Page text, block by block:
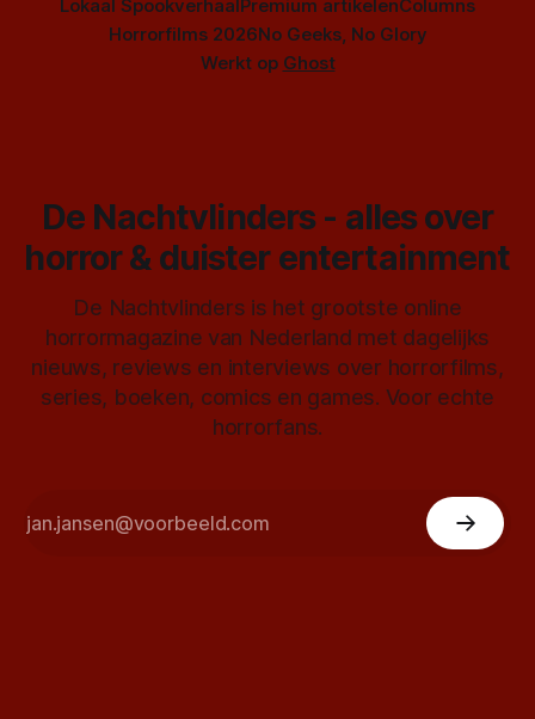
Lokaal SpookverhaalPremium artikelenColumns
Horrorfilms 2026No Geeks, No Glory
Werkt op Ghost
De Nachtvlinders - alles over
horror & duister entertainment
De Nachtvlinders is het grootste online
horrormagazine van Nederland met dagelijks
nieuws, reviews en interviews over horrorfilms,
series, boeken, comics en games. Voor echte
horrorfans.